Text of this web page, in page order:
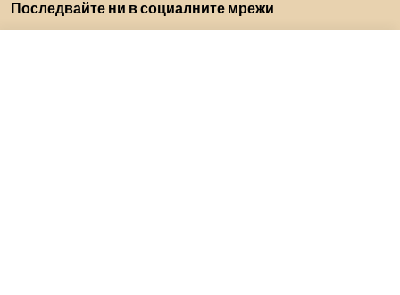
Последвайте ни в социалните мрежи